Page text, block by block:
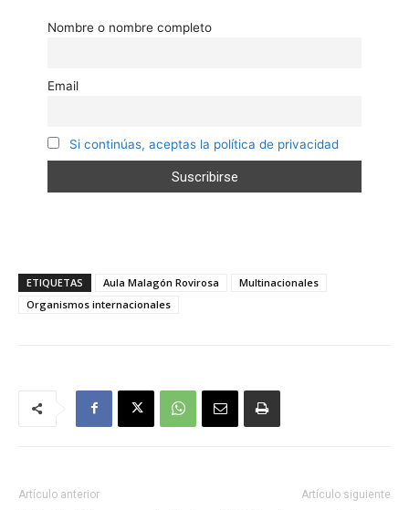
Nombre o nombre completo
Email
Si continúas, aceptas la política de privacidad
ETIQUETAS Aula Malagón Rovirosa
Multinacionales
Organismos internacionales
Artículo anterior Artículo siguiente